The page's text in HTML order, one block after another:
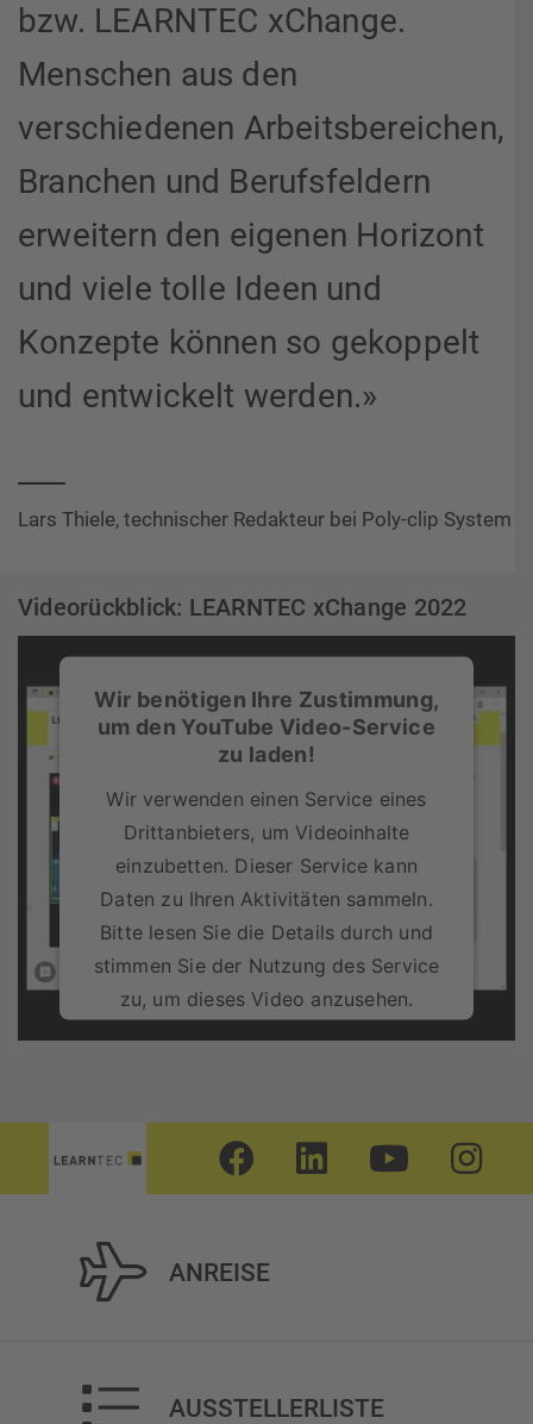
bzw. LEARNTEC xChange.
Menschen aus den
verschiedenen Arbeitsbereichen,
Branchen und Berufsfeldern
erweitern den eigenen Horizont
und viele tolle Ideen und
Konzepte können so gekoppelt
und entwickelt werden.»
Lars Thiele, technischer Redakteur bei Poly-clip System
Videorückblick: LEARNTEC xChange 2022
Wir benötigen Ihre Zustimmung,
um den YouTube Video-Service
zu laden!
Wir verwenden einen Service eines
Drittanbieters, um Videoinhalte
einzubetten. Dieser Service kann
Daten zu Ihren Aktivitäten sammeln.
Bitte lesen Sie die Details durch und
stimmen Sie der Nutzung des Service
zu, um dieses Video anzusehen.
Akzeptieren
ANREISE
AUSSTELLERLISTE